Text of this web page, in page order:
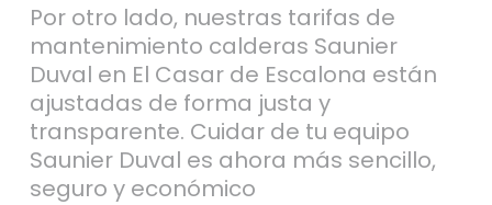
Por otro lado, nuestras tarifas de
mantenimiento calderas Saunier
Duval en El Casar de Escalona están
ajustadas de forma justa y
transparente. Cuidar de tu equipo
Saunier Duval es ahora más sencillo,
seguro y económico